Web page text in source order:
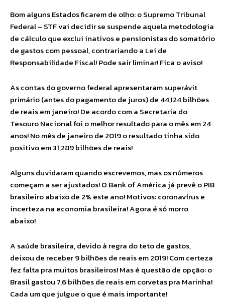
Bom alguns Estados ficarem de olho: o Supremo Tribunal
Federal – STF vai decidir se suspende aquela metodologia
de cálculo que exclui inativos e pensionistas do somatório
de gastos com pessoal, contrariando a Lei de
Responsabilidade Fiscal! Pode sair liminar! Fica o aviso!
As contas do governo federal apresentaram superávit
primário (antes do pagamento de juros) de 44,124 bilhões
de reais em janeiro! De acordo com a Secretaria do
Tesouro Nacional foi o melhor resultado para o mês em 24
anos! No mês de janeiro de 2019 o resultado tinha sido
positivo em 31,289 bilhões de reais!
Alguns duvidaram quando escrevemos, mas os números
começam a ser ajustados! O Bank of América já prevê o PIB
brasileiro abaixo de 2% este ano! Motivos: coronavírus e
incerteza na economia brasileira! Agora é só morro
abaixo!
A saúde brasileira, devido à regra do teto de gastos,
deixou de receber 9 bilhões de reais em 2019! Com certeza
fez falta pra muitos brasileiros! Mas é questão de opção: o
Brasil gastou 7,6 bilhões de reais em corvetas pra Marinha!
Cada um que julgue o que é mais importante!